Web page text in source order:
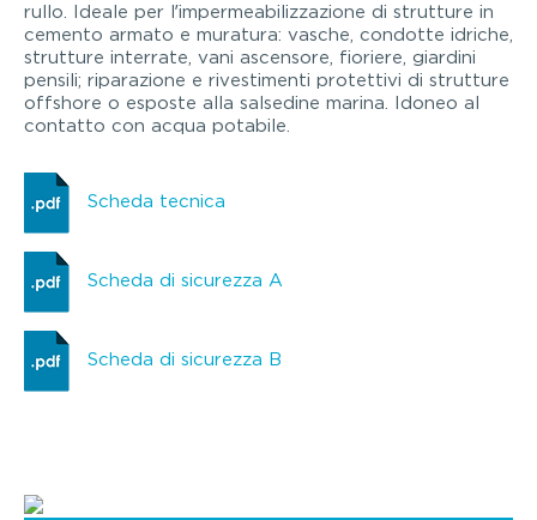
rullo. Ideale per l’impermeabilizzazione di strutture in
cemento armato e muratura: vasche, condotte idriche,
strutture interrate, vani ascensore, fioriere, giardini
pensili; riparazione e rivestimenti protettivi di strutture
offshore o esposte alla salsedine marina. Idoneo al
contatto con acqua potabile.
Scheda tecnica
Scheda di sicurezza A
Scheda di sicurezza B